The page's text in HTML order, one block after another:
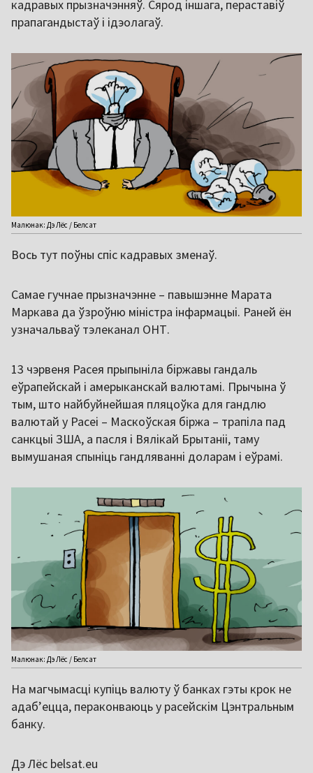
кадравых прызначэнняў. Сярод іншага, пераставіў
прапагандыстаў і ідэолагаў.
Малюнак: Дэ Лёс / Белсат
Вось тут поўны спіс кадравых зменаў.
Самае гучнае прызначэнне – павышэнне Марата
Маркава да ўзроўню міністра інфармацыі. Раней ён
узначальваў тэлеканал ОНТ.
13 чэрвеня Расея прыпыніла біржавы гандаль
еўрапейскай і амерыканскай валютамі. Прычына ў
тым, што найбуйнейшая пляцоўка для гандлю
валютай у Расеі – Маскоўская біржа – трапіла пад
санкцыі ЗША, а пасля і Вялікай Брытаніі, таму
вымушаная спыніць гандляванні доларам і еўрамі.
Малюнак: Дэ Лёс / Белсат
На магчымасці купіць валюту ў банках гэты крок не
адабʼецца, пераконваюць у расейскім Цэнтральным
банку.
Дэ Лёс belsat.eu